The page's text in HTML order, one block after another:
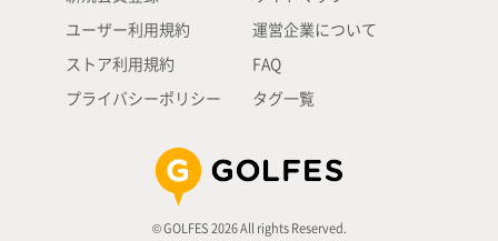
ユーザー利用規約
ストア利用規約
プライバシーポリシー
運営企業について
FAQ
タグ一覧
© GOLFES 2026 All rights Reserved.